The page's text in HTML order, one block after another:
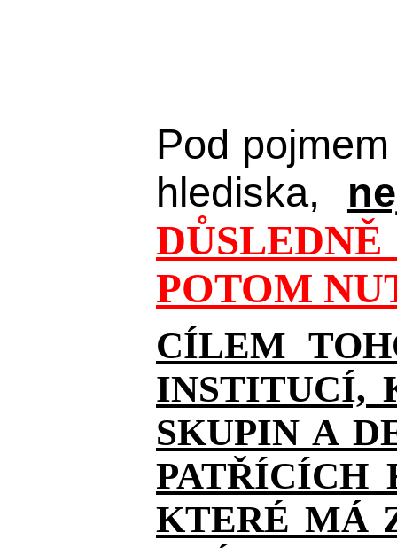
Pod pojmem
hlediska,
POTOM
CÍLEM
INSTITUCÍ,
SKUPIN A
PATŘÍCÍCH
KTERÉ MÁ